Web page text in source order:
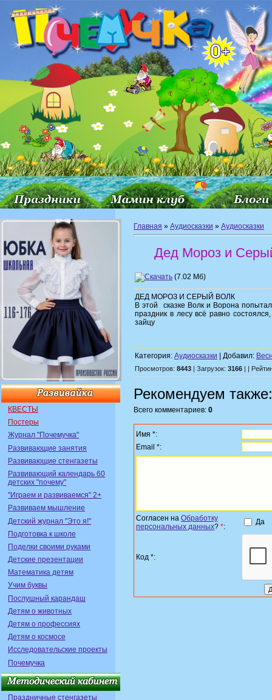
КВЕСТЫ
Постеры
Журнал "Почемучка"
Развивающие занятия
Развивающие стенгазеты
Развивающий календарь 60
детских "почему"
"Играем и развиваемся" 2+
Развиваем мышление
Детский журнал "Это я!"
Подготовка к школе
Поделки своими руками
Детские презентации
Математика детям
Учим буквы
Послушный карандаш
Детям о животных
Детям о профессиях
Детям о космосе
Исследовательские проекты
Почемучка
Праздничные стенгазеты
Главная » Аудиосказки » Аудиосказки
Дед Мороз и
(7.02 Мб)
ДЕД МОРОЗ И СЕРЫЙ ВОЛК
В этой сказке Волк и Ворона
праздник в лесу всё равно
зайцу
Категория: Аудиосказки | Добавил:
Просмотров: 8443 | Загрузок: 3166 | |
Рекомендуем также:
Всего комментариев: 0
Имя *:
Email *:
Согласен на Обработку
персональных данных? *:
Да
Код *: